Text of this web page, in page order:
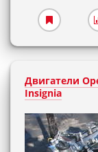
Двигатели
Insignia